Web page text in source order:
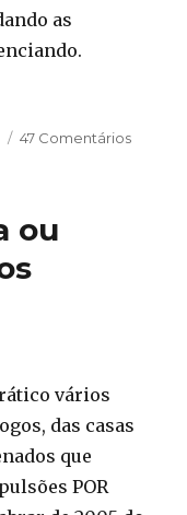
as
47 Comentários
ou
vários
das casas
que
POR